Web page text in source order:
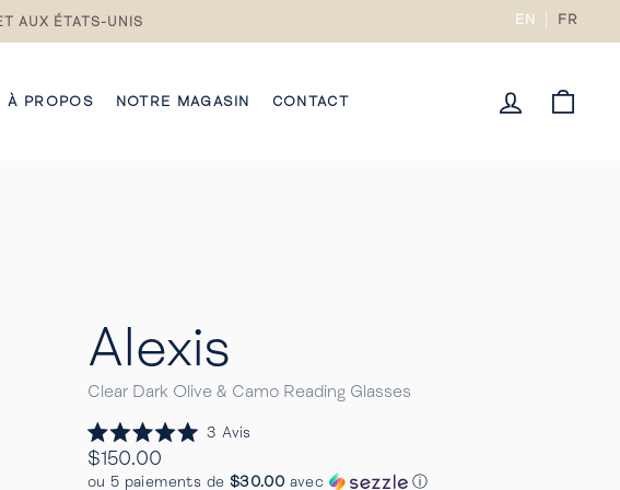
AUX ÉTATS-UNIS EN FR
À PROPOS NOTRE MAGASIN CONTACT
Alexis
Clear Dark Olive & Camo Reading Glasses
Noté
5.0
sur
3 Avis
faire
Prix
Regulier
$150.00
ou 5 paiements de $30.00 avec ⓘ